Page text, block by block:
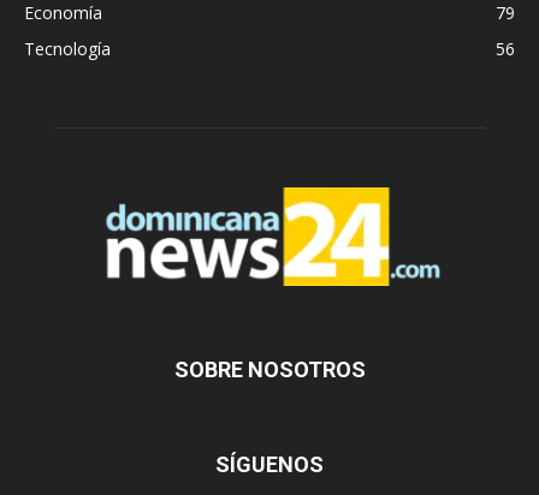
Economía
79
Tecnología
56
SOBRE NOSOTROS
SÍGUENOS